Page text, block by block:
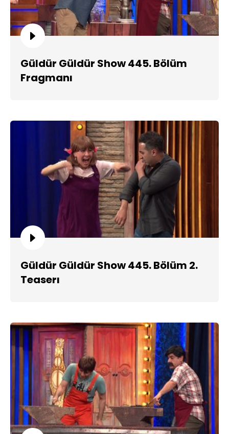
Güldür Güldür Show 445. Bölüm
Fragmanı
Güldür Güldür Show 445. Bölüm 2.
Teaserı